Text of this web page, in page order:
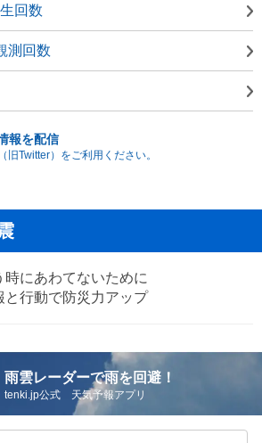
回数
測回数
報を配信
旧Twitter）をご利用ください。
時にあわてないために
と行動で防災力アップ
雨雲レーダーで雨を回避！
tenki.jp公式 天気予報アプリ